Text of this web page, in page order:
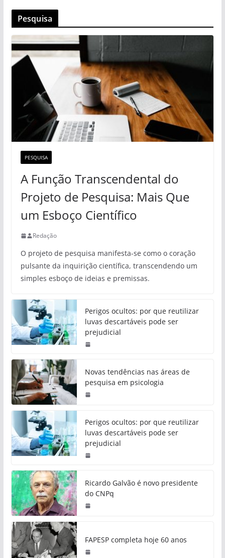
Pesquisa
PESQUISA
A Função Transcendental do
Projeto de Pesquisa: Mais Que
um Esboço Científico
Redação
O projeto de pesquisa manifesta-se como o coração
pulsante da inquirição científica, transcendendo um
simples esboço de ideias e premissas.
Perigos ocultos: por que reutilizar
luvas descartáveis pode ser
prejudicial
Novas tendências nas áreas de
pesquisa em psicologia
Perigos ocultos: por que reutilizar
luvas descartáveis pode ser
prejudicial
Ricardo Galvão é novo presidente
do CNPq
FAPESP completa hoje 60 anos